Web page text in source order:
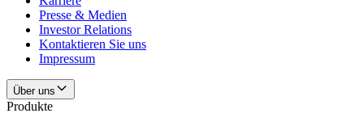
Presse & Medien
Investor Relations
Kontaktieren Sie uns
Impressum
Über uns
Produkte